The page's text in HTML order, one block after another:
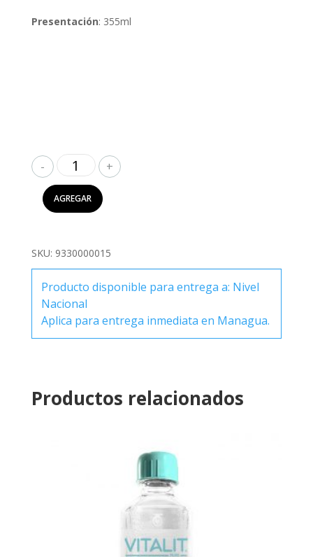
Presentación: 355ml
Vitalit
Plus
Adulto
Fresa
cantidad
AGREGAR
SKU: 9330000015
Producto disponible para entrega a: Nivel
Nacional
Aplica para entrega inmediata en Managua.
Productos relacionados